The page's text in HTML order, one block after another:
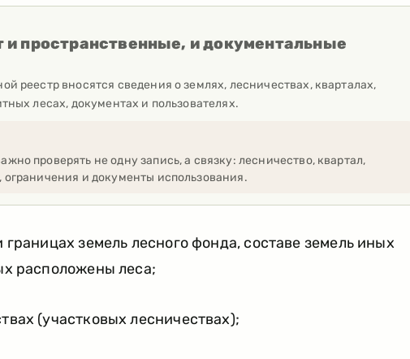
и пространственные, и документальные
реестр вносятся сведения о землях, лесничествах, кварталах,
лесах, документах и пользователях.
проверять не одну запись, а связку: лесничество, квартал,
ограничения и документы использования.
границах земель лесного фонда, составе земель иных
расположены леса;
(участковых лесничествах);